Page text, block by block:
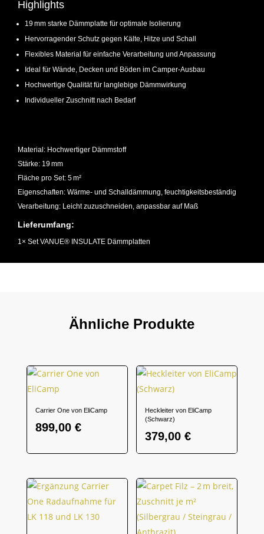
Highlights
19 mm starke Dämmplatte für optimale Isolierung
Hervorragender Schutz gegen Kälte, Hitze und Schall
Flexibles Material für einfache Verarbeitung und Anpassung
Ideal für Wände, Decken und Böden im Camper-Ausbau
Hochwertige Qualität für langlebige Dämmwirkung
Individueller Zuschnitt nach Bedarf
Material: Hochwertiger Dämmstoff
Stärke: 19 mm
Fläche pro Set: 5 m²
Eigenschaften: Wärme- und Schalldämmung, feuchtigkeitsbeständig
Verarbeitung: Leicht zuzuschneiden, anpassbar auf Maß
Lieferumfang:
1× Set VANUE® INSULATE Dämmplatten
Ähnliche Produkte
Carrier One von EliCamp
899,00 €
Heckleiter von EliCamp
(Schwarz)
379,00€